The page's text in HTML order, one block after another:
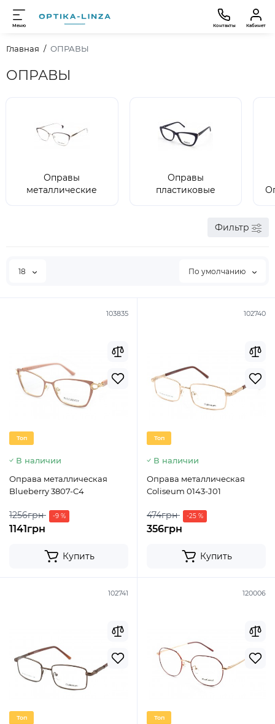
Меню Контакты Кабинет
Главная ОПРАВЫ
ОПРАВЫ
Оправы
металлические
Оправы
пластиковые
Фильтр
18 По умолчанию
103835
Топ
В наличии
Оправа металлическая
Blueberry 3807-C4
1256грн -9 %
1141грн
Купить
102740
Топ
В наличии
Оправа металлическая
Coliseum 0143-J01
474грн -25 %
356грн
Купить
102741
Топ
120006
Топ